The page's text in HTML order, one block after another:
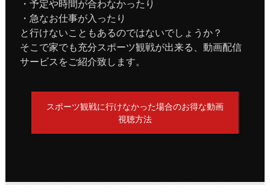
・予定や時間が合わなかったり
・急なお仕事が入ったり
と行けないこともあるのではないでしょうか？
そこで家でも充分スポーツ観戦が出来る、動画配信
サービスをご紹介致します。
スポーツ観戦に行けなかった場合のお得な動画
視聴方法